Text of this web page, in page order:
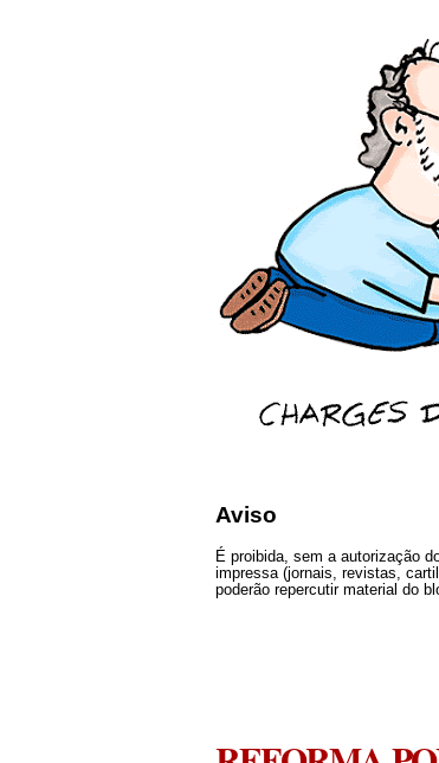
Aviso
É proibida, sem a autorização
impressa (jornais, revistas,
poderão repercutir material do